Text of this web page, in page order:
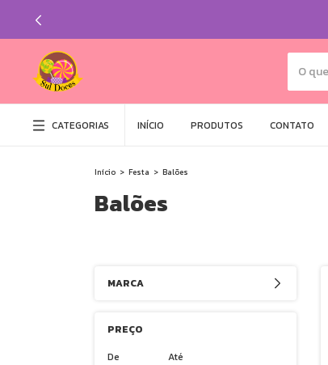
CATEGORIAS INÍCIO PRODUTOS CONTATO
Início > Festa > Balões
Balões
MARCA
PREÇO
De
Até